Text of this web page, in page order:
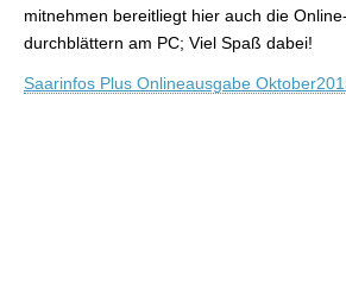
mitnehmen bereitliegt hier auch die
durchblättern am PC; Viel Spaß dabei!
Saarinfos Plus Onlineausgabe